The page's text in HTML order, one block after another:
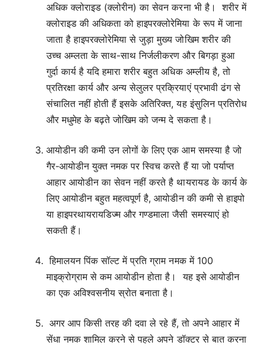
अधिक क्लोराइड (क्लोरीन) का सेवन करना भी है। शरीर में
क्लोराइड की अधिकता को हाइपरक्लोरेमिया के रूप में जाना
जाता है हाइपरक्लोरेमिया से जुड़ा मुख्य जोखिम शरीर की
उच्च अम्लता के साथ-साथ निर्जलीकरण और बिगड़ा हुआ
गुर्दा कार्य है यदि हमारा शरीर बहुत अधिक अम्लीय है, तो
प्रतिरक्षा कार्य और अन्य सेलुलर प्रक्रियाएं प्रभावी ढंग से
संचालित नहीं होती हैं इसके अतिरिक्त, यह इंसुलिन प्रतिरोध
और मधुमेह के बढ़ते जोखिम को जन्म दे सकता है।
आयोडीन की कमी उन लोगों के लिए एक आम समस्या है जो
गैर-आयोडीन युक्त नमक पर स्विच करते हैं या जो पर्याप्त
आहार आयोडीन का सेवन नहीं करते है थायरायड के कार्य के
लिए आयोडीन बहुत महत्वपूर्ण है, आयोडीन की कमी से हाइपो
या हाइपरथायरायडिज्म और गण्डमाला जैसी समस्याएं हो
सकती हैं।
हिमालयन पिंक सॉल्ट में प्रति ग्राम नमक में 100
माइक्रोग्राम से कम आयोडीन होता है। यह इसे आयोडीन
का एक अविश्वसनीय स्रोत बनाता है।
अगर आप किसी तरह की दवा ले रहे हैं, तो अपने आहार में
सेंधा नमक शामिल करने से पहले अपने डॉक्टर से बात करना